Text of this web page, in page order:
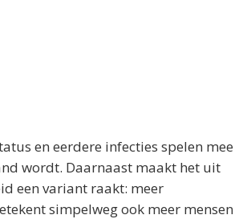
en eerdere infecties spelen mee
wordt. Daarnaast maakt het uit
een variant raakt: meer
simpelweg ook meer mensen